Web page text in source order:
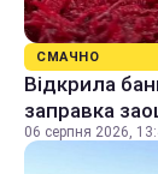
СМАЧНО
Відкрила
заправка
06 серпня 2026,